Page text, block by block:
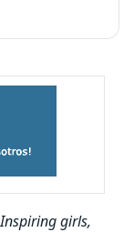
girls,